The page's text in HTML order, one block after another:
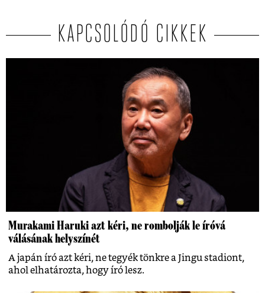
KAPCSOLÓDÓ CIKKEK
Murakami Haruki azt kéri, ne rombolják le íróvá
válásának helyszínét
A japán író azt kéri, ne tegyék tönkre a Jingu stadiont,
ahol elhatározta, hogy író lesz.